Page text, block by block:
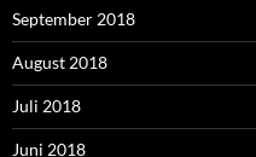
September 2018
August 2018
Juli 2018
Juni 2018